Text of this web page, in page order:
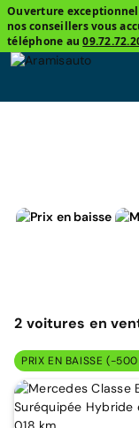
Ouverture
nos conseillers vous
téléphone au
2 voitures en
PRIX EN BAISSE (-